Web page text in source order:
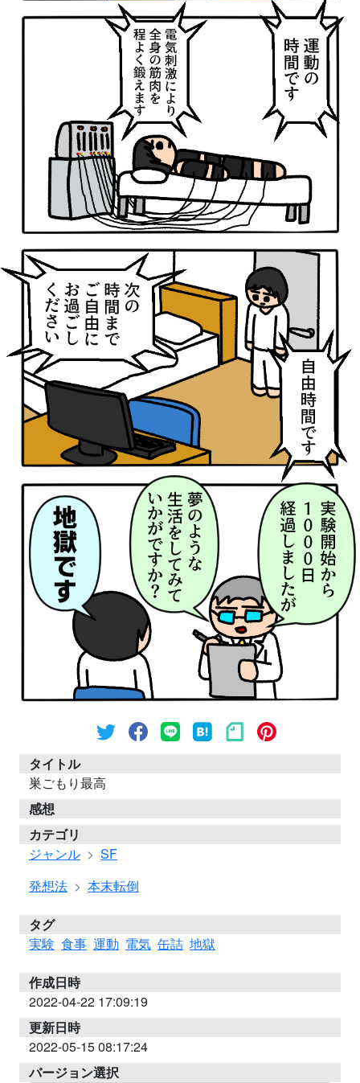
タイトル
巣ごもり最高
感想
カテゴリ
ジャンル
SF
発想法
本末転倒
タグ
実験 食事 運動 電気 缶詰 地獄
作成日時
2022-04-22 17:09:19
更新日時
2022-05-15 08:17:24
バージョン選択